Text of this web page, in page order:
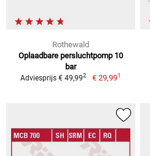
Rothewald
Oplaadbare persluchtpomp 10
bar
Adviesprijs € 49,992 € 29,991